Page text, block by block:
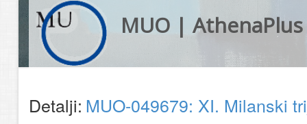
MUO | AthenaPlus
Detalji: MUO-049679: XI. Milanski